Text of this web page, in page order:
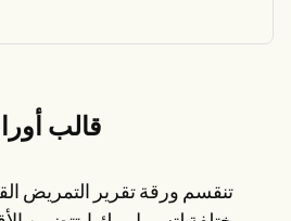
قالب
تنقسم ورقة تقرير التمريض